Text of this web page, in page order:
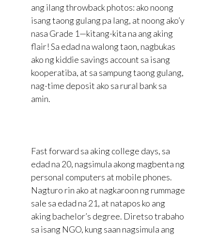
ang ilang throwback photos: ako noong
isang taong gulang pa lang, at noong ako’y
nasa Grade 1—kitang-kita na ang aking
flair! Sa edad na walong taon, nagbukas
ako ng kiddie savings account sa isang
kooperatiba, at sa sampung taong gulang,
nag-time deposit ako sa rural bank sa
amin.
Fast forward sa aking college days, sa
edad na 20, nagsimula akong magbenta ng
personal computers at mobile phones.
Nagturo rin ako at nagkaroon ng rummage
sale sa edad na 21, at natapos ko ang
aking bachelor’s degree. Diretso trabaho
sa isang NGO, kung saan nagsimula ang